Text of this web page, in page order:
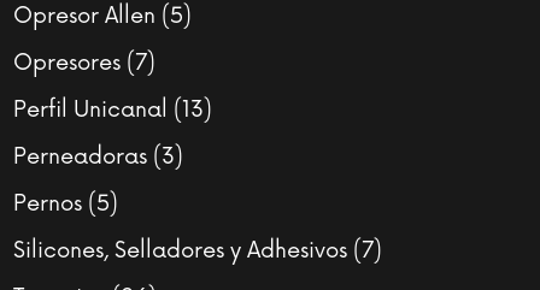
Opresor Allen 55
Opresores 77
productos
Perfil Unicanal 1313
Perneadoras 33
Pernos 55
productos
Silicones, Selladores y Adhesivos 77